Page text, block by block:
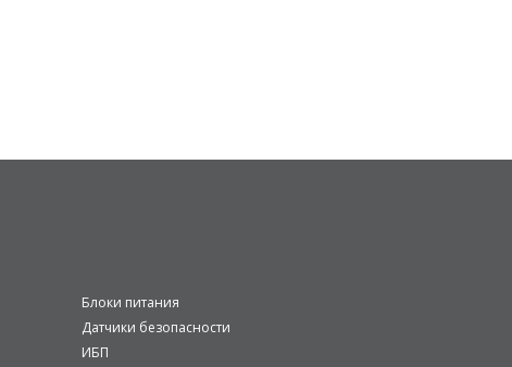
Блоки питания
Датчики безопасности
ИБП